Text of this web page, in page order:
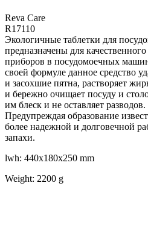
Reva Care
R17110
Экологичные таблетки для
предназначены для
приборов в посудомоечных
своей формуле данное средство
и засохшие пятна, растворяет
и бережно очищает посуду и
им блеск и не оставляет разводов.
Предупреждая образование
более надежной и долговечной
запахи.
lwh: 440x180x250 mm
Weight: 2200 g